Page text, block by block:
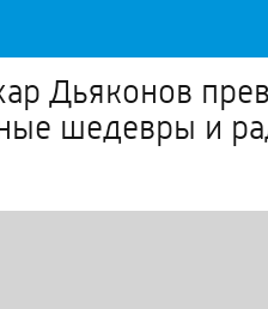
Дьяконов
шедевры и